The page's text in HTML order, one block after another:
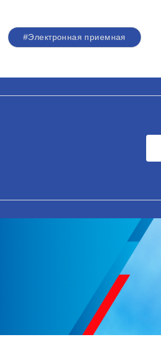
#Электронная приемная